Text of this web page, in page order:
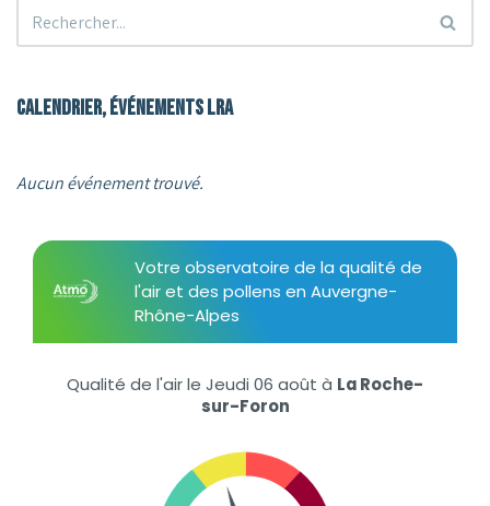
Calendrier, événements LRA
Aucun événement trouvé.